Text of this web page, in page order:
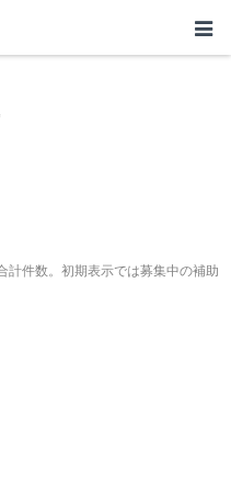
計件数。初期表示では募集中の補助